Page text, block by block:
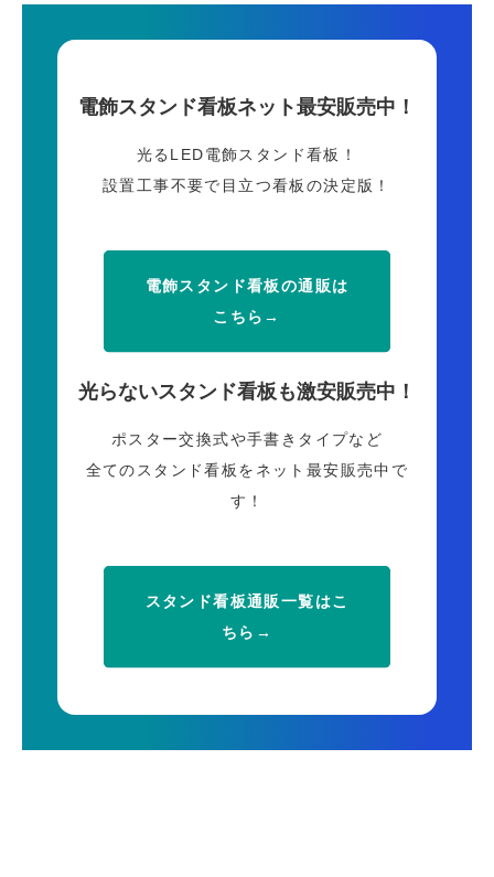
電飾スタンド看板ネット最安販売中！
光るLED電飾スタンド看板！
設置工事不要で目立つ看板の決定版！
電飾スタンド看板の通販は
こちら→
光らないスタンド看板も激安販売中！
ポスター交換式や手書きタイプなど
全てのスタンド看板をネット最安販売中で
す！
スタンド看板通販一覧はこ
ちら→